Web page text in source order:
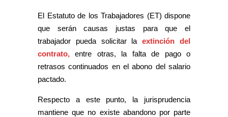
El Estatuto de los Trabajadores (ET) dispone
que serán causas justas para que el
trabajador pueda solicitar laextinción del
contrato, entre otras, la falta de pago o
retrasos continuados en el abono del salario
pactado.
Respecto a este punto, la jurisprudencia
mantiene que no existe abandono por parte